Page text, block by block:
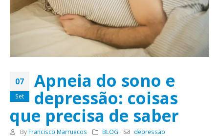
07
Set
Apneia do sono e
depressão: coisas
que precisa de saber
By Francisco Marruecos BLOG
depressão